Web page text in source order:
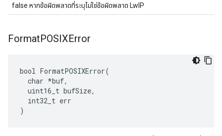
false หากข้อผิดพลาดที่ระบุไม่ใช่ข้อผิดพลาด LwIP
FormatPOSIXError
bool FormatPOSIXError(
  char *buf,
  uint16_t bufSize,
  int32_t err
)